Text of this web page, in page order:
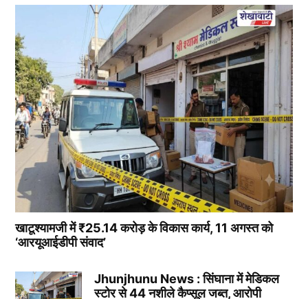
खाटूश्यामजी में ₹25.14 करोड़ के विकास कार्य, 11 अगस्त को
‘आरयूआईडीपी संवाद’
Jhunjhunu News : सिंघाना में मेडिकल
स्टोर से 44 नशीले कैप्सूल जब्त, आरोपी